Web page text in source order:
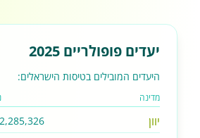
יעדים פופולריים 2025
היעדים המובילים בטיסות הישראלים:
מדינה
יוון 2,285,326